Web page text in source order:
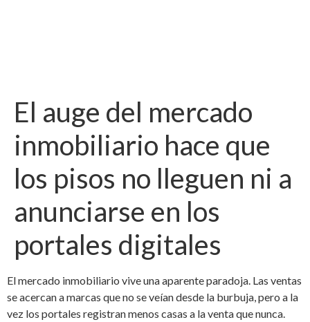
El auge del mercado
inmobiliario hace que
los pisos no lleguen ni a
anunciarse en los
portales digitales
El mercado inmobiliario vive una aparente paradoja. Las ventas
se acercan a marcas que no se veían desde la burbuja, pero a la
vez los portales registran menos casas a la venta que nunca.